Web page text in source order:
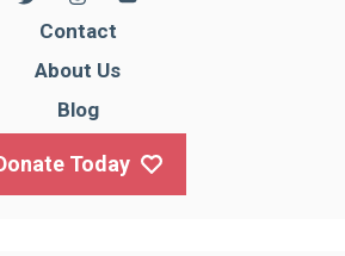
Contact
About Us
Blog
Today